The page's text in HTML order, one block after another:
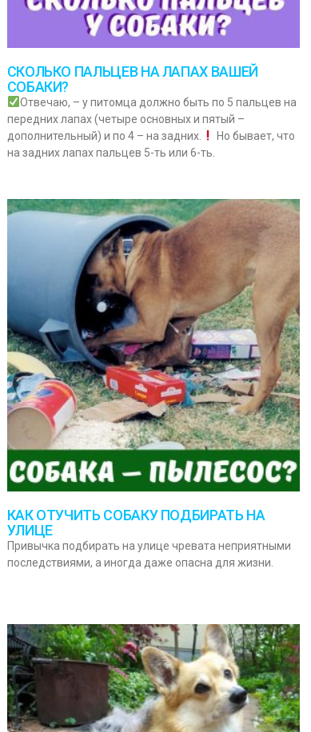
СКОЛЬКО ПАЛЬЦЕВ НА ЛАПАХ ВАШЕЙ
СОБАКИ?
Отвечаю, – у питомца должно быть по 5 пальцев на
передних лапах (четыре основных и пятый –
дополнительный) и по 4 – на задних.
Но бывает, что
на задних лапах пальцев 5-ть или 6-ть.
КАК ОТУЧИТЬ СОБАКУ ПОДБИРАТЬ НА
УЛИЦЕ
Привычка подбирать на улице чревата неприятными
последствиями, а иногда даже опасна для жизни.